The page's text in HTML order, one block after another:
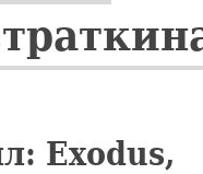
Кто я
Exodus,